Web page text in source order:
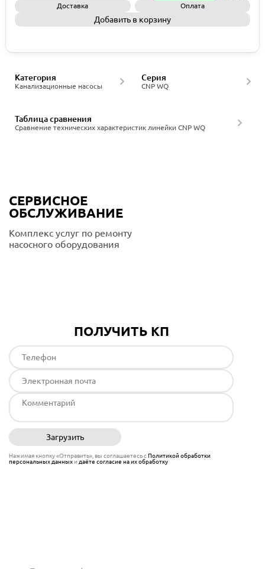
Доставка Оплата
Добавить в корзину
Канализационные насосы
Категория
CNP WQ
Серия
Сравнение технических характеристик линейки CNP WQ
Таблица сравнения
СЕРВИСНОЕ
ОБСЛУЖИВАНИЕ
Комплекс услуг по ремонту
насосного оборудования
ПОЛУЧИТЬ КП
Загрузить
Нажимая кнопку «Отправить», вы соглашаетесь сПолитикой обработки
персональных данныхи даёте согласие на их обработку